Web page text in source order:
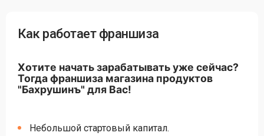
Как работает франшиза
Хотите начать зарабатывать уже сейчас?
Тогда франшиза магазина продуктов
"Бахрушинъ" для Вас!
Небольшой стартовый капитал.